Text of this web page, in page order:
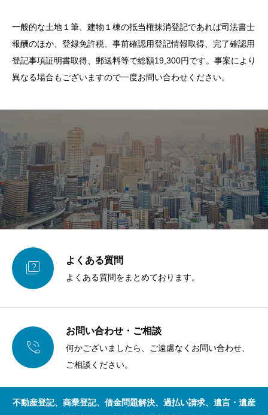
一般的な土地１筆、建物１棟の抵当権抹消登記であれば司法書士
報酬のほか、登録免許税、事前確認用登記情報取得、完了確認用
登記事項証明書取得、郵送料等で総額19,300円です。事案により
異なる場合もございますので一度お問い合わせください。
 よくある質問
よくある質問をまとめております。

お問い合わせ・ご相談
何かございましたら、ご遠慮なくお問い合わせ、
ご相談ください。
不動産登記、商業登記、借金問題解決、過払い請求、遺言・遺産